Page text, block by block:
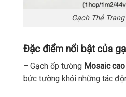
Gạch Thẻ Trang
Đặc điểm nổi bật của
– Gạch ốp tường Mosaic
bức tường khỏi những tác